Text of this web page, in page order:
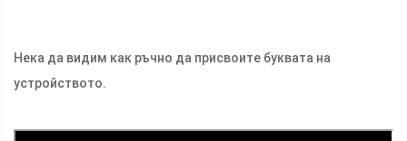
Нека да видим как ръчно да присвоите буквата на
устройството.